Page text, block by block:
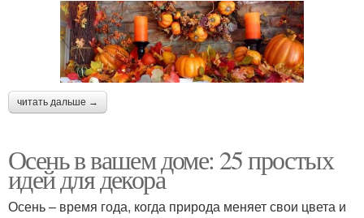
читать дальше →
Осень в вашем доме: 25 простых
идей для декора
Осень – время года, когда природа меняет свои цвета и